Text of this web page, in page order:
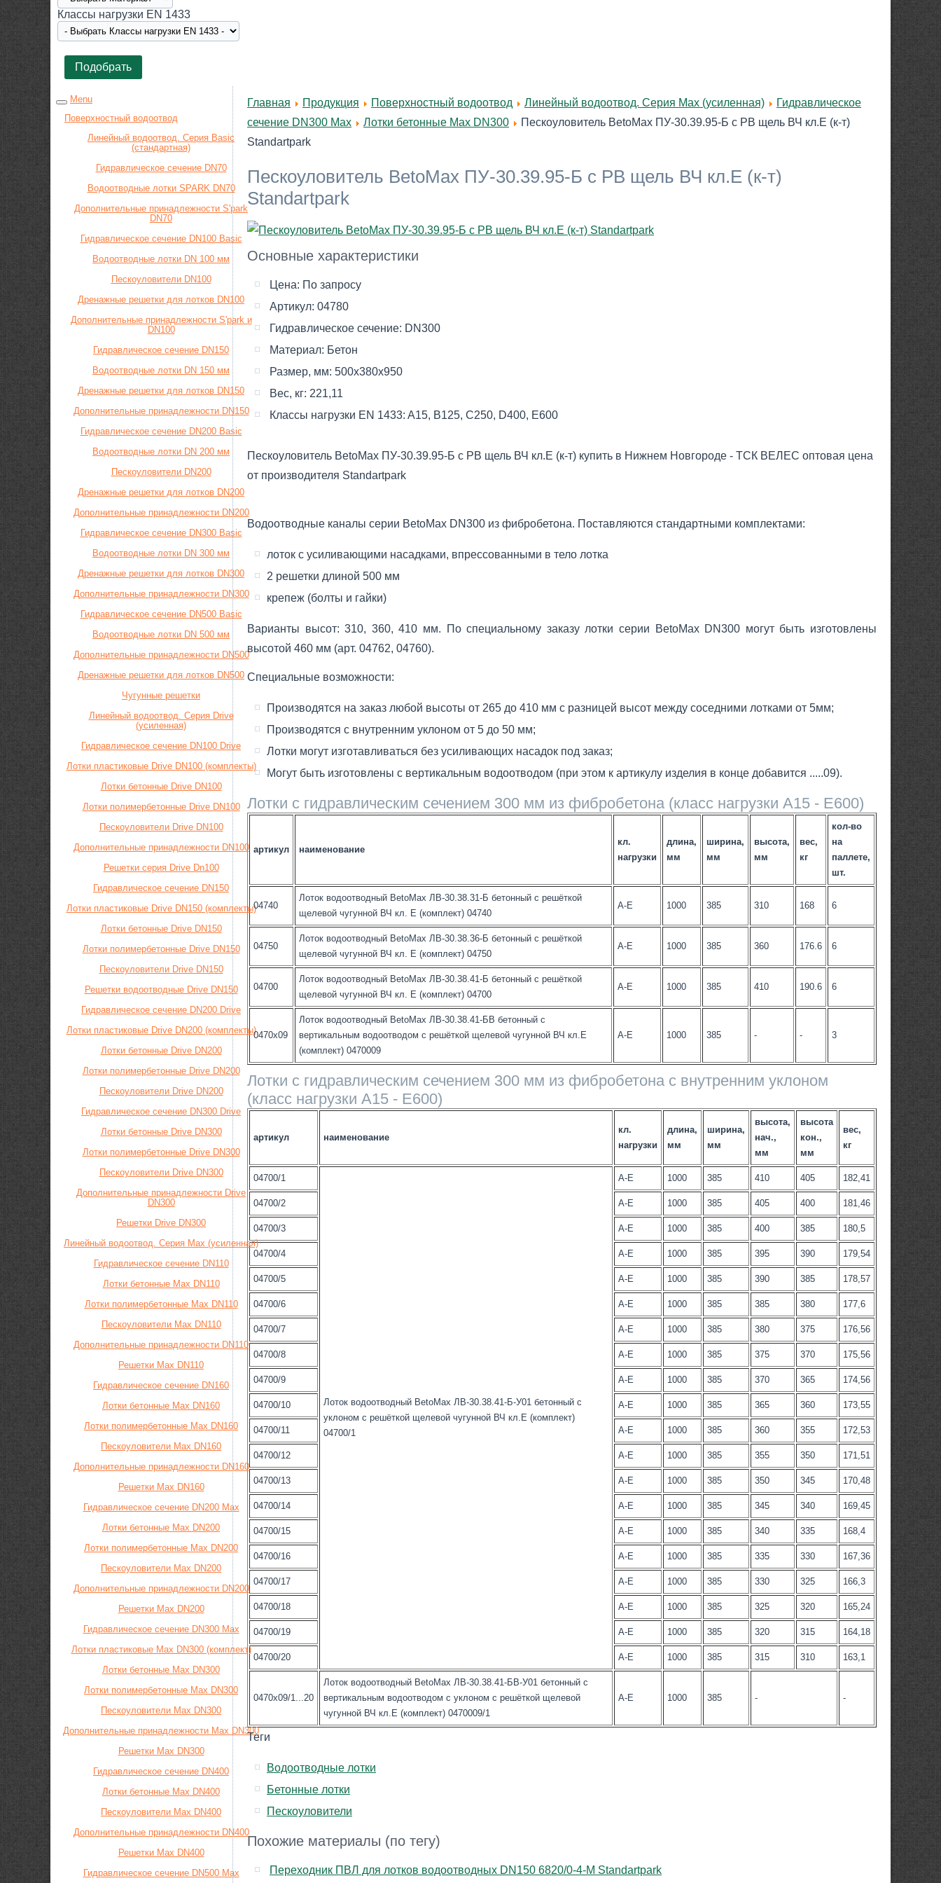
Класcы нагрузки EN 1433
Menu
Поверхностный водоотвод
Линейный водоотвод. Серия Basic
(стандартная)
Гидравлическое сечение DN70
Водоотводные лотки SPARK DN70
Дополнительные принадлежности S'park
DN70
Гидравлическое сечение DN100 Basic
Водоотводные лотки DN 100 мм
Пескоуловители DN100
Дренажные решетки для лотков DN100
Дополнительные принадлежности S'park и
DN100
Гидравлическое сечение DN150
Водоотводные лотки DN 150 мм
Дренажные решетки для лотков DN150
Дополнительные принадлежности DN150
Гидравлическое сечение DN200 Basic
Водоотводные лотки DN 200 мм
Пескоуловители DN200
Дренажные решетки для лотков DN200
Дополнительные принадлежности DN200
Гидравлическое сечение DN300 Basic
Водоотводные лотки DN 300 мм
Дренажные решетки для лотков DN300
Дополнительные принадлежности DN300
Гидравлическое сечение DN500 Basic
Водоотводные лотки DN 500 мм
Дополнительные принадлежности DN500
Дренажные решетки для лотков DN500
Чугунные решетки
Линейный водоотвод. Серия Drive
(усиленная)
Гидравлическое сечение DN100 Drive
Лотки пластиковые Drive DN100 (комплекты)
Лотки бетонные Drive DN100
Лотки полимербетонные Drive DN100
Пескоуловители Drive DN100
Дополнительные принадлежности DN100
Решетки серия Drive Dn100
Гидравлическое сечение DN150
Лотки пластиковые Drive DN150 (комплекты)
Лотки бетонные Drive DN150
Лотки полимербетонные Drive DN150
Пескоуловители Drive DN150
Решетки водоотводные Drive DN150
Гидравлическое сечение DN200 Drive
Лотки пластиковые Drive DN200 (комплекты)
Лотки бетонные Drive DN200
Лотки полимербетонные Drive DN200
Пескоуловители Drive DN200
Гидравлическое сечение DN300 Drive
Лотки бетонные Drive DN300
Лотки полимербетонные Drive DN300
Пескоуловители Drive DN300
Дополнительные принадлежности Drive
DN300
Решетки Drive DN300
Линейный водоотвод. Серия Max (усиленная)
Гидравлическое сечение DN110
Лотки бетонные Max DN110
Лотки полимербетонные Max DN110
Пескоуловители Max DN110
Дополнительные принадлежности DN110
Решетки Max DN110
Гидравлическое сечение DN160
Лотки бетонные Max DN160
Лотки полимербетонные Max DN160
Пескоуловители Max DN160
Дополнительные принадлежности DN160
Решетки Max DN160
Гидравлическое сечение DN200 Max
Лотки бетонные Max DN200
Лотки полимербетонные Max DN200
Пескоуловители Max DN200
Дополнительные принадлежности DN200
Решетки Max DN200
Гидравлическое сечение DN300 Max
Лотки пластиковые Max DN300 (комплект)
Лотки бетонные Max DN300
Лотки полимербетонные Max DN300
Пескоуловители Max DN300
Дополнительные принадлежности Max DN300
Решетки Max DN300
Гидравлическое сечение DN400
Лотки бетонные Max DN400
Пескоуловители Max DN400
Дополнительные принадлежности DN400
Решетки Max DN400
Гидравлическое сечение DN500 Max
Главная Продукция Поверхностный водоотвод Линейный водоотвод. Серия Max (усиленная)
Гидравлическое
сечение DN300 Max
Лотки бетонные Max DN300
Пескоуловитель BetoMax ПУ-30.39.95-Б с РВ щель ВЧ кл.Е (к-т)
Standartpark
Пескоуловитель BetoMax ПУ-30.39.95-Б с РВ щель ВЧ кл.Е (к-т)
Standartpark
Основные характеристики
Цена: По запросу
Артикул: 04780
Гидравлическое сечение: DN300
Материал: Бетон
Размер, мм: 500x380x950
Вес, кг: 221,11
Класcы нагрузки EN 1433: A15, B125, C250, D400, E600
Пескоуловитель BetoMax ПУ-30.39.95-Б с РВ щель ВЧ кл.Е (к-т) купить в Нижнем Новгороде - ТСК ВЕЛЕС оптовая цена
от производителя Standartpark
Водоотводные каналы серии BetoMax DN300 из фибробетона. Поставляются стандартными комплектами:
лоток с усиливающими насадками, впрессованными в тело лотка
2 решетки длиной 500 мм
крепеж (болты и гайки)
Варианты высот: 310, 360, 410 мм. По специальному заказу лотки серии BetoMax DN300 могут быть изготовлены
высотой 460 мм (арт. 04762, 04760).
Специальные возможности:
Производятся на заказ любой высоты от 265 до 410 мм с разницей высот между соседними лотками от 5мм;
Производятся с внутренним уклоном от 5 до 50 мм;
Лотки могут изготавливаться без усиливающих насадок под заказ;
Могут быть изготовлены с вертикальным водоотводом (при этом к артикулу изделия в конце добавится .....09).
Лотки с гидравлическим сечением 300 мм из фибробетона (класс нагрузки А15 - E600)
артикул наименование
кл.
нагрузки
длина,
мм
ширина,
мм
высота,
мм
вес,
кг
кол-во
на
паллете,
шт.
04740
Лоток водоотводный BetoMax ЛВ-30.38.31-Б бетонный с решёткой
щелевой чугунной ВЧ кл. Е (комплект) 04740
А-Е 1000 385 310 168 6
04750
Лоток водоотводный BetoMax ЛВ-30.38.36-Б бетонный с решёткой
щелевой чугунной ВЧ кл. Е (комплект) 04750
А-Е 1000 385 360 176.6 6
04700
Лоток водоотводный BetoMax ЛВ-30.38.41-Б бетонный с решёткой
щелевой чугунной ВЧ кл. Е (комплект) 04700
А-Е 1000 385 410 190.6 6
0470x09
Лоток водоотводный BetoMax ЛВ-30.38.41-БВ бетонный с
вертикальным водоотводом с решёткой щелевой чугунной ВЧ кл.Е
(комплект) 0470009
А-Е 1000 385 - - 3
Лотки с гидравлическим сечением 300 мм из фибробетона с внутренним уклоном
(класс нагрузки А15 - E600)
артикул наименование
кл.
нагрузки
длина,
мм
ширина,
мм
высота,
нач.,
мм
высота
кон.,
мм
вес,
кг
04700/1
Лоток водоотводный BetoMax ЛВ-30.38.41-Б-У01 бетонный с
уклоном с решёткой щелевой чугунной ВЧ кл.Е (комплект)
04700/1
А-Е 1000 385 410 405 182,41
04700/2 А-Е 1000 385 405 400 181,46
04700/3 А-Е 1000 385 400 385 180,5
04700/4 А-Е 1000 385 395 390 179,54
04700/5 А-Е 1000 385 390 385 178,57
04700/6 А-Е 1000 385 385 380 177,6
04700/7 А-Е 1000 385 380 375 176,56
04700/8 А-Е 1000 385 375 370 175,56
04700/9 А-Е 1000 385 370 365 174,56
04700/10 А-Е 1000 385 365 360 173,55
04700/11 А-Е 1000 385 360 355 172,53
04700/12 А-Е 1000 385 355 350 171,51
04700/13 А-Е 1000 385 350 345 170,48
04700/14 А-Е 1000 385 345 340 169,45
04700/15 А-Е 1000 385 340 335 168,4
04700/16 А-Е 1000 385 335 330 167,36
04700/17 А-Е 1000 385 330 325 166,3
04700/18 А-Е 1000 385 325 320 165,24
04700/19 А-Е 1000 385 320 315 164,18
04700/20 А-Е 1000 385 315 310 163,1
0470x09/1...20
Лоток водоотводный BetoMax ЛВ-30.38.41-БВ-У01 бетонный с
вертикальным водоотводом с уклоном с решёткой щелевой
чугунной ВЧ кл.Е (комплект) 0470009/1
А-Е 1000 385 - -
Теги
Водоотводные лотки
Бетонные лотки
Пескоуловители
Похожие материалы (по тегу)
Переходник ПВЛ для лотков водоотводных DN150 6820/0-4-М Standartpark